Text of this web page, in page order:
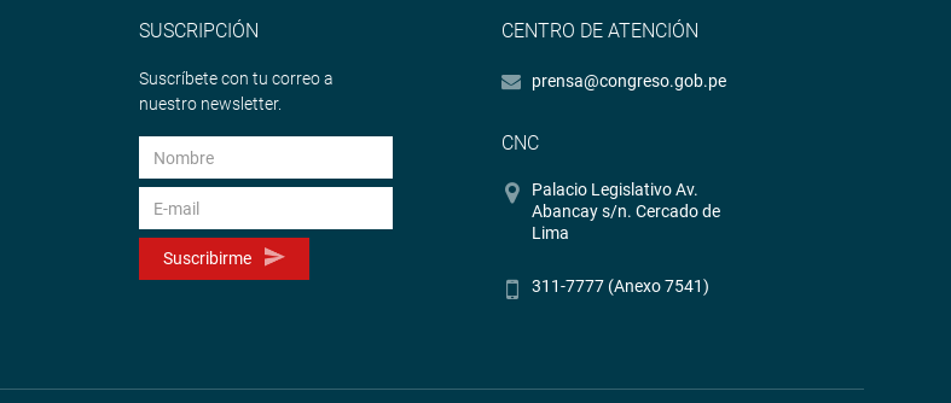
SUSCRIPCIÓN
Suscríbete con tu correo a
nuestro newsletter.
Suscribirme
CENTRO DE ATENCIÓN
prensa@congreso.gob.pe
CNC
Palacio Legislativo Av.
Abancay s/n. Cercado de
Lima
311-7777 (Anexo 7541)